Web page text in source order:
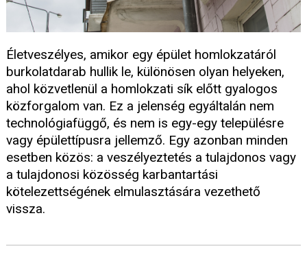
Életveszélyes, amikor egy épület homlokzatáról
burkolatdarab hullik le, különösen olyan helyeken,
ahol közvetlenül a homlokzati sík előtt gyalogos
közforgalom van. Ez a jelenség egyáltalán nem
technológiafüggő, és nem is egy-egy településre
vagy épülettípusra jellemző. Egy azonban minden
esetben közös: a veszélyeztetés a tulajdonos vagy
a tulajdonosi közösség karbantartási
kötelezettségének elmulasztására vezethető
vissza.